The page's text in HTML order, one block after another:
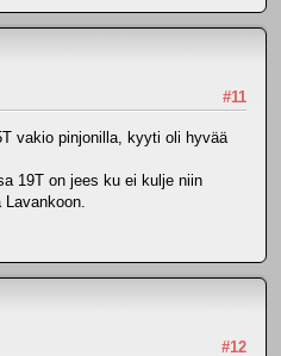
#11
vakio pinjonilla, kyyti oli hyvää
19T on jees ku ei kulje niin
#12